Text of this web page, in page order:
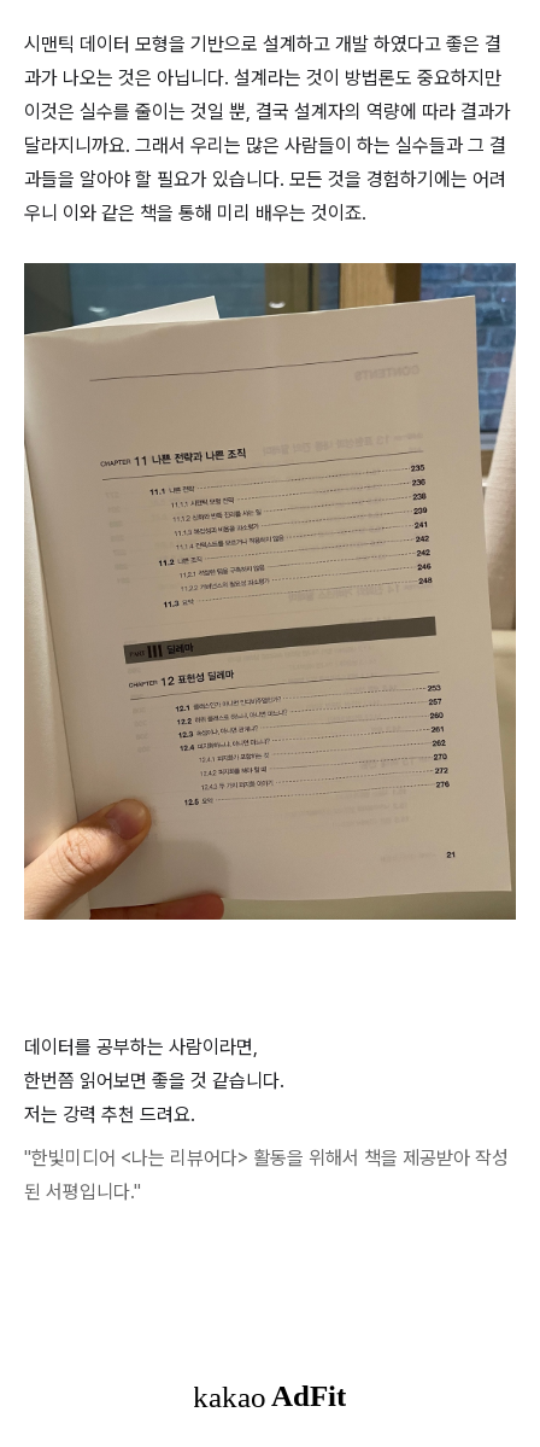
시맨틱 데이터 모형을 기반으로 설계하고 개발 하였다고 좋은 결
과가 나오는 것은 아닙니다. 설계라는 것이 방법론도 중요하지만
이것은 실수를 줄이는 것일 뿐, 결국 설계자의 역량에 따라 결과가
달라지니까요. 그래서 우리는 많은 사람들이 하는 실수들과 그 결
과들을 알아야 할 필요가 있습니다. 모든 것을 경험하기에는 어려
우니 이와 같은 책을 통해 미리 배우는 것이죠.
데이터를 공부하는 사람이라면,
한번쯤 읽어보면 좋을 것 같습니다.
저는 강력 추천 드려요.
"한빛미디어 <나는 리뷰어다> 활동을 위해서 책을 제공받아 작성
된 서평입니다."